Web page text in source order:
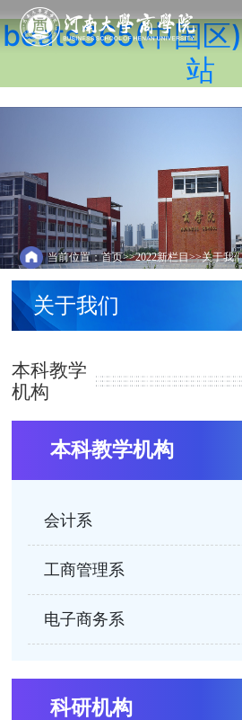
beats365(中国区
站
当前位置：首页>>2022新栏目>>关于我
关于我们
本科教学
机构
本科教学机构
会计系
工商管理系
电子商务系
科研机构